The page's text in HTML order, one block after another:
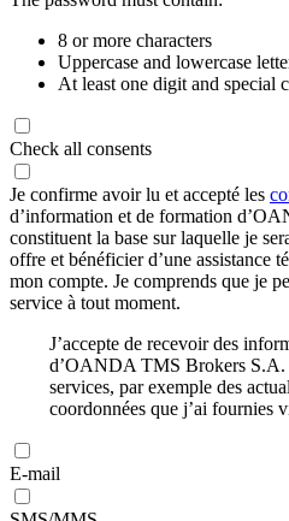
8 or more characters
Uppercase and lowercase
At least one digit and special
Check all consents
Je confirme avoir lu et accepté les
d’information et de formation
constituent la base sur laquelle je
offre et bénéficier d’une assistance
mon compte. Je comprends que je
service à tout moment.
J’accepte de recevoir des
d’OANDA TMS Brokers S.A.
services, par exemple des
coordonnées que j’ai fournies
E-mail